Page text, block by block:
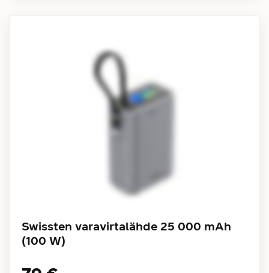
Swissten varavirtalähde 25 000 mAh
(100 W)